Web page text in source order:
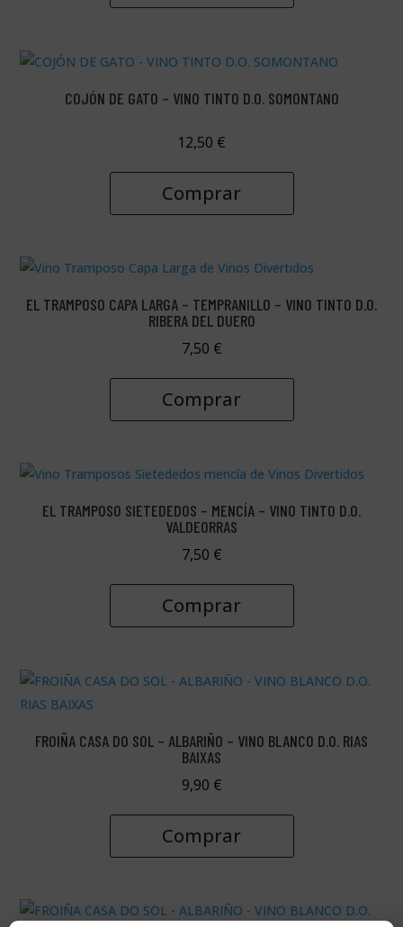
COJÓN DE GATO – VINO TINTO D.O. SOMONTANO
12,50 €
Comprar
EL TRAMPOSO CAPA LARGA – TEMPRANILLO – VINO TINTO D.O.
RIBERA DEL DUERO
7,50 €
Comprar
EL TRAMPOSO SIETEDEDOS – MENCÍA – VINO TINTO D.O.
VALDEORRAS
7,50 €
Comprar
FROIÑA CASA DO SOL – ALBARIÑO – VINO BLANCO D.O. RIAS
BAIXAS
9,90 €
Comprar